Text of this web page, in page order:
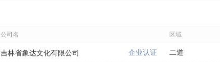
公司名 区域
吉林省象达文化有限公司 企业认证 二道